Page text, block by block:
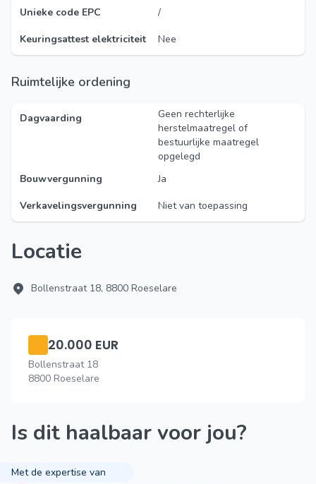
Unieke code EPC
/
Keuringsattest elektriciteit
Nee
Ruimtelijke ordening
Dagvaarding
Geen rechterlijke
herstelmaatregel of
bestuurlijke maatregel
opgelegd
Bouwvergunning
Ja
Verkavelingsvergunning
Niet van toepassing
Locatie
Bollenstraat 18, 8800 Roeselare
20.000 EUR
Bollenstraat 18
8800 Roeselare
Is dit haalbaar voor jou?
Met de expertise van